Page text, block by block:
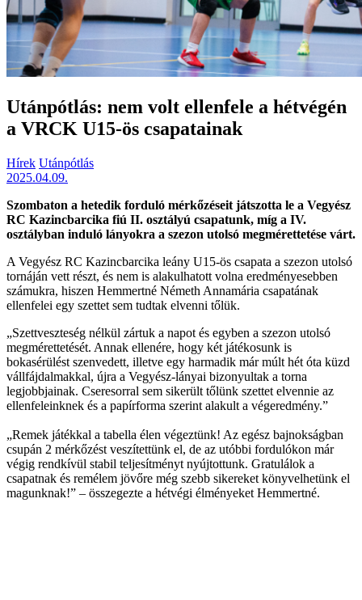
Utánpótlás: nem volt ellenfele a hétvégén
a VRCK U15-ös csapatainak
Hírek Utánpótlás
2025.04.09.
Szombaton a hetedik forduló mérkőzéseit játszotta le a Vegyész
RC Kazincbarcika fiú II. osztályú csapatunk, míg a IV.
osztályban induló lányokra a szezon utolsó megmérettetése várt.
A Vegyész RC Kazincbarcika leány U15-ös csapata a szezon utolsó
tornáján vett részt, és nem is alakulhatott volna eredményesebben
számukra, hiszen Hemmertné Németh Annamária csapatának
ellenfelei egy szettet sem tudtak elvenni tőlük.
„Szettveszteség nélkül zártuk a napot és egyben a szezon utolsó
megmérettetését. Annak ellenére, hogy két játékosunk is
bokasérülést szenvedett, illetve egy harmadik már múlt hét óta küzd
vállfájdalmakkal, újra a Vegyész-lányai bizonyultak a torna
legjobbjainak. Cseresorral sem sikerült tőlünk szettet elvennie az
ellenfeleinknek és a papírforma szerint alakult a végeredmény.”
„Remek játékkal a tabella élen végeztünk! Az egész bajnokságban
csupán 2 mérkőzést veszítettünk el, de az utóbbi fordulókon már
végig rendkívül stabil teljesítményt nyújtottunk. Gratulálok a
csapatnak és remélem jövőre még szebb sikereket könyvelhetünk el
magunknak!” – összegezte a hétvégi élményeket Hemmertné.